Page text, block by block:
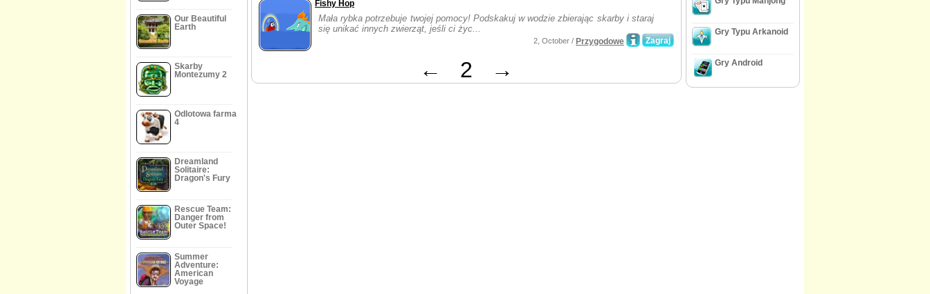
Our Beautiful
Earth
Skarby
Montezumy 2
Odlotowa farma
4
Dreamland
Solitaire:
Dragon's Fury
Rescue Team:
Danger from
Outer Space!
Summer
Adventure:
American
Voyage
Fishy Hop
Mała rybka potrzebuje twojej pomocy! Podskakuj w wodzie zbierając skarby i staraj
się unikać innych zwierząt, jeśli ci życ...
Zagraj
2, October / Przygodowe
← 2 →
Gry Typu Arkanoid
Gry Android